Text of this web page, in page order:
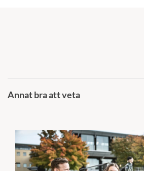
Annat bra att veta